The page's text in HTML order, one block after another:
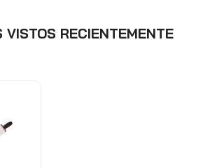
VISTOS RECIENTEMENTE